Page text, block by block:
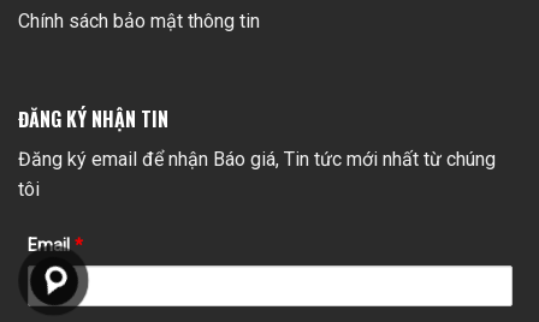
Chính sách bảo mật thông tin
ĐĂNG KÝ NHẬN TIN
Đăng ký email để nhận Báo giá, Tin tức mới nhất từ chúng
tôi
Email *